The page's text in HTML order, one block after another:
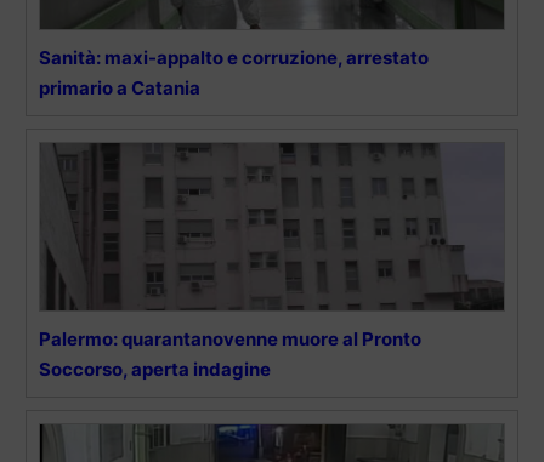
Sanità: maxi-appalto e corruzione, arrestato
primario a Catania
Palermo: quarantanovenne muore al Pronto
Soccorso, aperta indagine